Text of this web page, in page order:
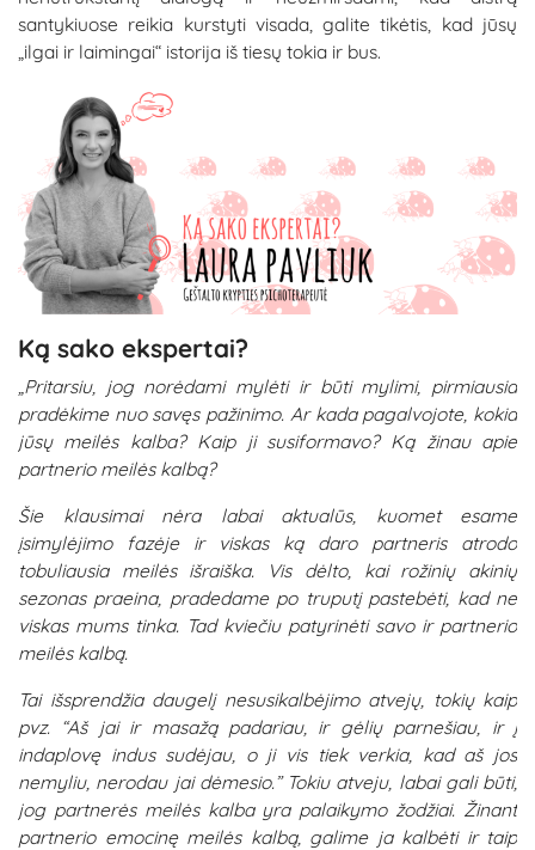
santykiuose reikia kurstyti visada, galite tikėtis, kad jūsų
„ilgai ir laimingai“ istorija iš tiesų tokia ir bus.
Ką sako ekspertai?
„Pritarsiu, jog norėdami mylėti ir būti mylimi, pirmiausia
pradėkime nuo savęs pažinimo. Ar kada pagalvojote, kokia
jūsų meilės kalba? Kaip ji susiformavo? Ką žinau apie
partnerio meilės kalbą?
Šie klausimai nėra labai aktualūs, kuomet esame
įsimylėjimo fazėje ir viskas ką daro partneris atrodo
tobuliausia meilės išraiška. Vis dėlto, kai rožinių akinių
sezonas praeina, pradedame po truputį pastebėti, kad ne
viskas mums tinka. Tad kviečiu patyrinėti savo ir partnerio
meilės kalbą.
Tai išsprendžia daugelį nesusikalbėjimo atvejų, tokių kaip
pvz. “Aš jai ir masažą padariau, ir gėlių parnešiau, ir į
indaplovę indus sudėjau, o ji vis tiek verkia, kad aš jos
nemyliu, nerodau jai dėmesio.” Tokiu atveju, labai gali būti,
jog partnerės meilės kalba yra palaikymo žodžiai. Žinant
partnerio emocinę meilės kalbą, galime ja kalbėti ir taip